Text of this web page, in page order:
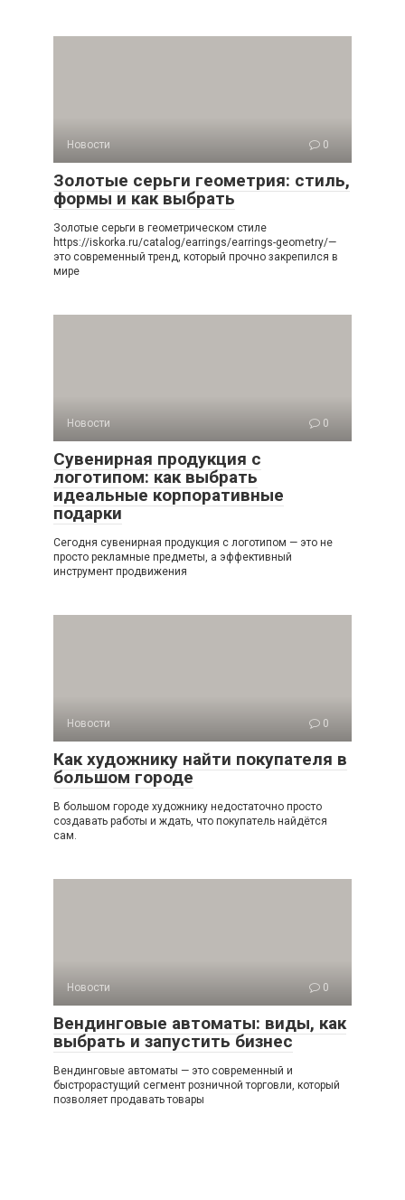
Новости 0
Золотые серьги геометрия: стиль,
формы и как выбрать
Золотые серьги в геометрическом стиле
https://iskorka.ru/catalog/earrings/earrings-geometry/—
это современный тренд, который прочно закрепился в
мире
Новости 0
Сувенирная продукция с
логотипом: как выбрать
идеальные корпоративные
подарки
Сегодня сувенирная продукция с логотипом — это не
просто рекламные предметы, а эффективный
инструмент продвижения
Новости 0
Как художнику найти покупателя в
большом городе
В большом городе художнику недостаточно просто
создавать работы и ждать, что покупатель найдётся
сам.
Новости 0
Вендинговые автоматы: виды, как
выбрать и запустить бизнес
Вендинговые автоматы — это современный и
быстрорастущий сегмент розничной торговли, который
позволяет продавать товары